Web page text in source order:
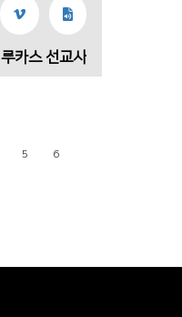
루카스 선교사
5 6